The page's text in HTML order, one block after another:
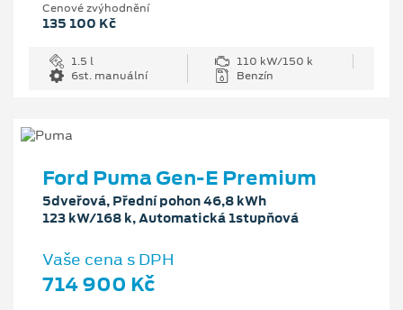
Cenové zvýhodnění
135 100 Kč
1.5 l
110 kW/150 k
6st. manuální
Benzín
Ford Puma Gen-E Premium
5dveřová, Přední pohon 46,8 kWh
123 kW/168 k, Automatická 1stupňová
Vaše cena s DPH
714 900 Kč